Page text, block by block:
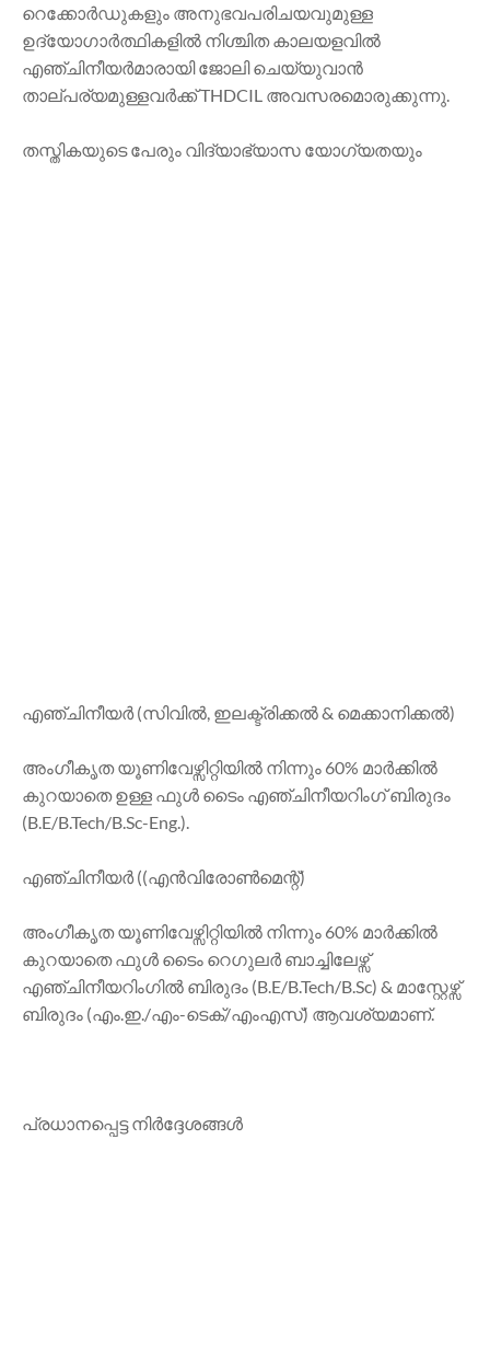
റെക്കോർഡുകളും അനുഭവപരിചയവുമുള്ള
ഉദ്യോഗാർത്ഥികളിൽ നിശ്ചിത കാലയളവിൽ
എഞ്ചിനീയർമാരായി ജോലി ചെയ്യുവാൻ
താല്പര്യമുള്ളവർക്ക് THDCIL അവസരമൊരുക്കുന്നു.
തസ്തികയുടെ പേരും വിദ്യാഭ്യാസ യോഗ്യതയും
എഞ്ചിനീയർ (സിവിൽ, ഇലക്ട്രിക്കൽ & മെക്കാനിക്കൽ)
അംഗീകൃത യൂണിവേഴ്സിറ്റിയിൽ നിന്നും 60% മാർക്കിൽ
കുറയാതെ ഉള്ള ഫുൾ ടൈം എഞ്ചിനീയറിംഗ് ബിരുദം
(B.E/B.Tech/B.Sc-Eng.).
എഞ്ചിനീയർ ((എൻവിരോൺമെന്റ്)
അംഗീകൃത യൂണിവേഴ്സിറ്റിയിൽ നിന്നും 60% മാർക്കിൽ
കുറയാതെ ഫുൾ ടൈം റെഗുലർ ബാച്ചിലേഴ്സ്
എഞ്ചിനീയറിംഗിൽ ബിരുദം (B.E/B.Tech/B.Sc) & മാസ്റ്റേഴ്സ്
ബിരുദം (എം.ഇ./എം-ടെക്/എംഎസ്) ആവശ്യമാണ്.
പ്രധാനപ്പെട്ട നിർദ്ദേശങ്ങൾ